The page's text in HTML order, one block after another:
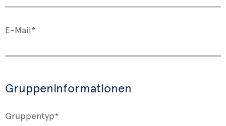
E-Mail*
Gruppeninformationen
Gruppentyp*